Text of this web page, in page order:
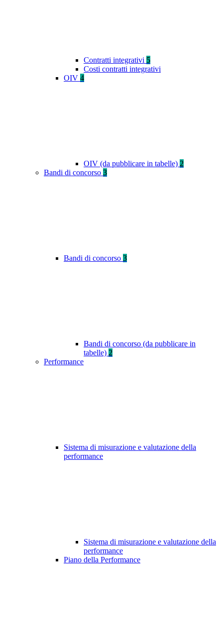
Contratti integrativi 5
Costi contratti integrativi
OIV 4
OIV (da pubblicare in tabelle) 2
Bandi di concorso 3
Bandi di concorso 3
Bandi di concorso (da pubblicare in
tabelle) 2
Performance
Sistema di misurazione e valutazione della
performance
Sistema di misurazione e valutazione della
performance
Piano della Performance